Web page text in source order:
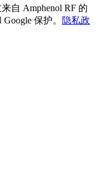
自 Amphenol RF 的
保护。
隐私政